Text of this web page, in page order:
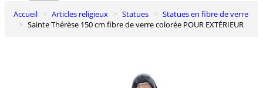
0
Panier
Accueil Articles religieux Statues
Statues en fibre de verre
Sainte Thérèse 150 cm fibre de verre colorée POUR EXTÉRIEUR